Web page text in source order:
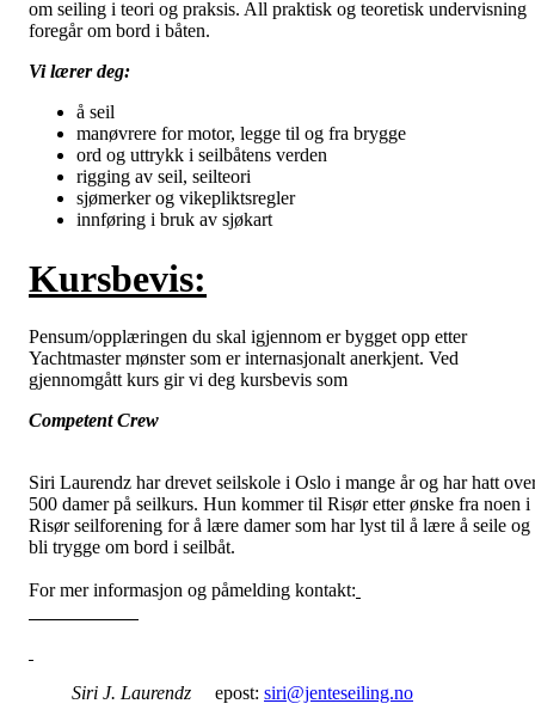
om seiling i teori og praksis. All praktisk og teoretisk undervisning
foregår om bord i båten.
Vi lærer deg:
å seil
manøvrere for motor, legge til og fra brygge
ord og uttrykk i seilbåtens verden
rigging av seil, seilteori
sjømerker og vikepliktsregler
innføring i bruk av sjøkart
Kursbevis:
Pensum/opplæringen du skal igjennom er bygget opp etter
Yachtmaster mønster som er internasjonalt anerkjent. Ved
gjennomgått kurs gir vi deg kursbevis som
Competent Crew
Siri Laurendz har drevet seilskole i Oslo i mange år og har hatt
500 damer på seilkurs. Hun kommer til Risør etter ønske fra noen i
Risør seilforening for å lære damer som har lyst til å lære å seile og
bli trygge om bord i seilbåt.
For mer informasjon og påmelding kontakt:
Siri J. Laurendz epost: siri@jenteseiling.no